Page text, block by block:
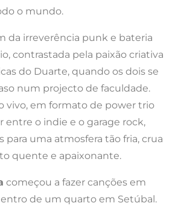
o mundo.
da irreverência punk e bateria
contrastada pela paixão criativa
do Duarte, quando os dois se
num projecto de faculdade.
vivo, em formato de power trio
entre o indie e o garage rock,
uma atmosfera tão fria, crua
quente e apaixonante.
começou a fazer canções em
de um quarto em Setúbal.